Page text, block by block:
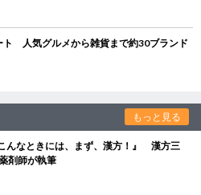
ト 人気グルメから雑貨まで約30ブランド
もっと見る
んなときには、まず、漢方！』 漢方三
剤師が執筆